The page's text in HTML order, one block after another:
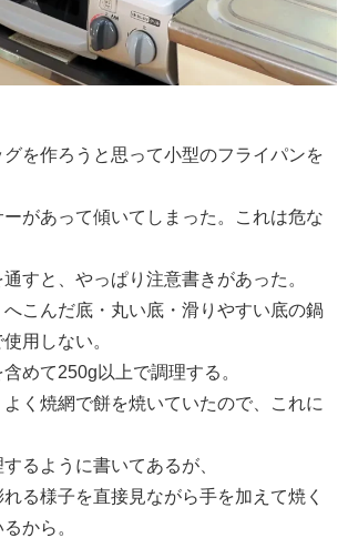
を作ろうと思って小型のフライパンを
があって傾いてしまった。これは危な
すと、やっぱり注意書きがあった。
へこんだ底・丸い底・滑りやすい底の鍋
用しない。
めて250g以上で調理する。
く焼網で餅を焼いていたので、これに
るように書いてあるが、
る様子を直接見ながら手を加えて焼く
から。